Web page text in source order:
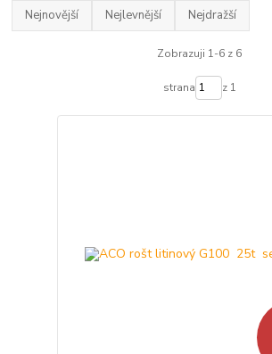
Nejnovější Nejlevnější Nejdražší
Zobrazuji 1-6 z 6
strana z 1